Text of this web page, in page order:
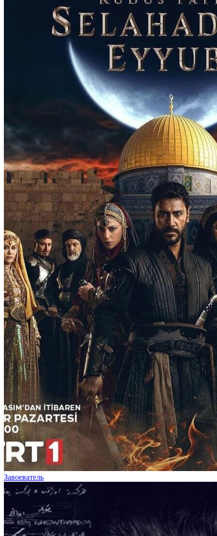
Завоеватель